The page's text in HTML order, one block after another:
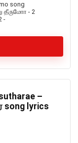
song
- 2
-
–
song lyrics